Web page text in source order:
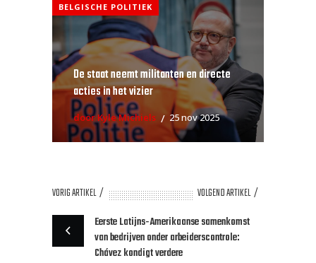
BELGISCHE POLITIEK
De staat neemt militanten en directe
acties in het vizier
door Kyle Michiels 25 nov 2025
VORIG ARTIKEL
VOLGEND ARTIKEL
Eerste Latijns-Amerikaanse samenkomst
van bedrijven onder arbeiderscontrole:
Chávez kondigt verdere